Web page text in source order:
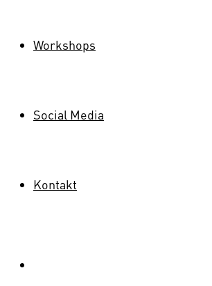
Workshops
Social Media
Kontakt